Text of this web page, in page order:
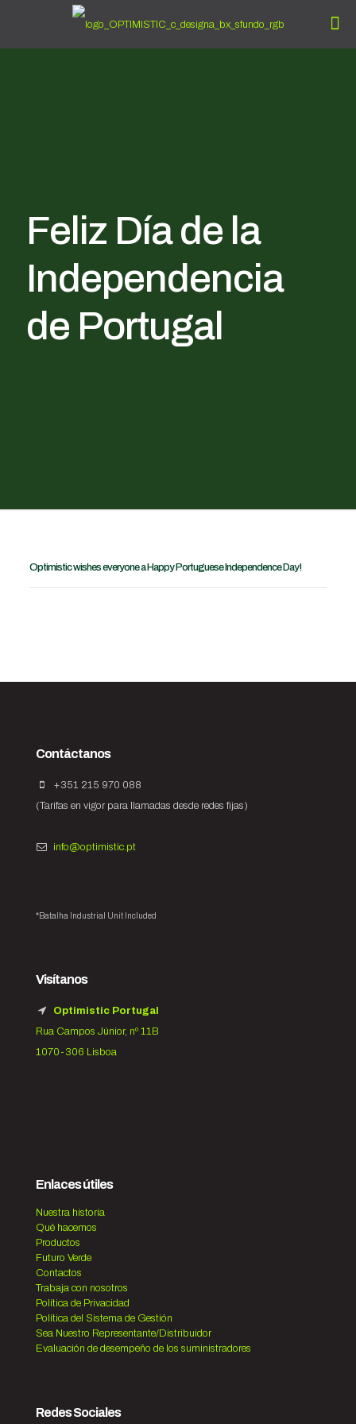
Feliz Día de la
Independencia
de Portugal
Optimistic wishes everyone a Happy Portuguese Independence Day!
Contáctanos
+351 215 970 088
(Tarifas en vigor para llamadas desde redes fijas)
info@optimistic.pt
*Batalha Industrial Unit Included
Visítanos
Optimistic Portugal
Rua Campos Júnior, nº 11B
1070-306 Lisboa
Enlaces útiles
Nuestra historia
Qué hacemos
Productos
Futuro Verde
Contactos
Trabaja con nosotros
Política de Privacidad
Política del Sistema de Gestión
Sea Nuestro Representante/Distribuidor
Evaluación de desempeño de los suministradores
Redes Sociales